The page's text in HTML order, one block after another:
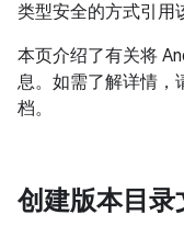
类型安全的方式引用
本页介绍了有关将
息。如需了解详情，
档。
创建版本目录